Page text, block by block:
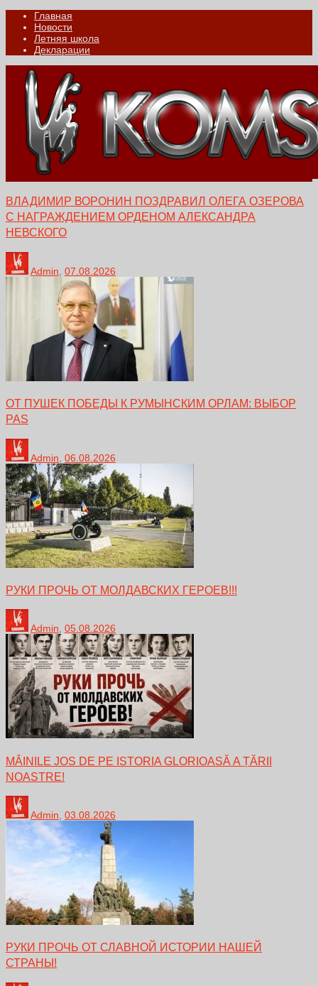
Главная
Новости
Летняя школа
Декларации
ВЛАДИМИР ВОРОНИН ПОЗДРАВИЛ ОЛЕГА ОЗЕРОВА
С НАГРАЖДЕНИЕМ ОРДЕНОМ АЛЕКСАНДРА
НЕВСКОГО
Admin 07.08.2026
ОТ ПУШЕК ПОБЕДЫ К РУМЫНСКИМ ОРЛАМ: ВЫБОР
PAS
Admin 06.08.2026
РУКИ ПРОЧЬ ОТ МОЛДАВСКИХ ГЕРОЕВ!!!
Admin, 05.08.2026
MÂINILE JOS DE PE ISTORIA GLORIOASĂ A ȚĂRII
NOASTRE!
Admin 03.08.2026
РУКИ ПРОЧЬ ОТ СЛАВНОЙ ИСТОРИИ НАШЕЙ
СТРАНЫ!